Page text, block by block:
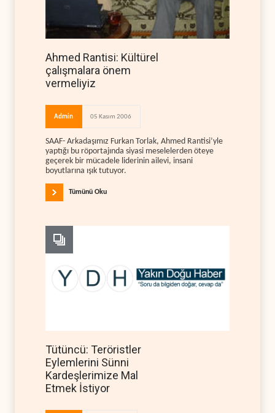
Ahmed Rantisi: Kültürel
çalışmalara önem
vermeliyiz
Admin 05 Kasım 2006
SAAF- Arkadaşımız Furkan Torlak, Ahmed Rantisi’yle
yaptığı bu röportajında siyasi meselelerden öteye
geçerek bir mücadele liderinin ailevi, insani
boyutlarına ışık tutuyor.
Tümünü Oku
Tütüncü: Teröristler
Eylemlerini Sünni
Kardeşlerimize Mal
Etmek İstiyor